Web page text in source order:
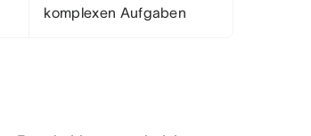
komplexen Aufgaben